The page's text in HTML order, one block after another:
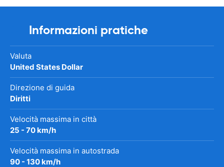
Informazioni pratiche
Valuta
United States Dollar
Direzione di guida
Diritti
Velocità massima in città
25 - 70 km/h
Velocità massima in autostrada
90 - 130 km/h